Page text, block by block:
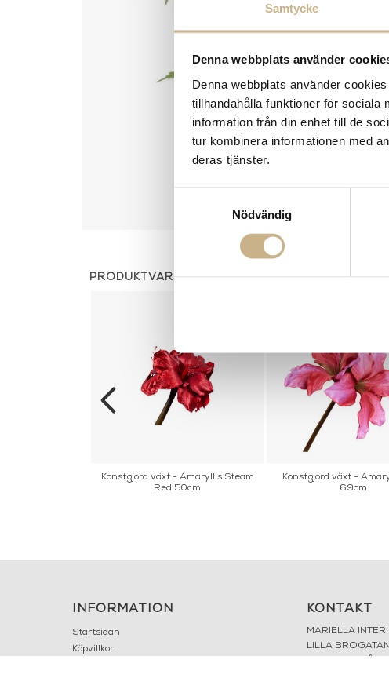
Samtycke
Denna webbplats använder
Denna webbplats använder
tillhandahålla funktioner för sociala
information från din enhet till de
tur kombinera informationen med
deras tjänster.
Nödvändig
PRODUKTVARIANTER
Konstgjord växt - Amaryllis Steam
Red 50cm
Konstgjord växt -
69cm
INFORMATION
Startsidan
Köpvillkor
KONTAKT
MARIELLA
LILLA